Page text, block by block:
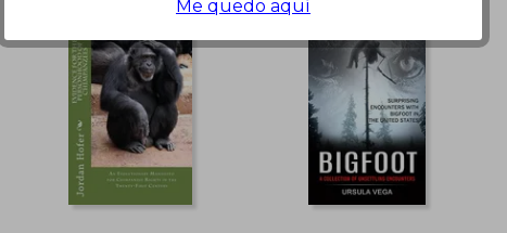
45%
dcto.
45%
dcto.
Me quedo aquí